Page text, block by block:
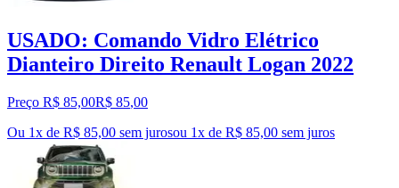
USADO: Comando Vidro Elétrico
Dianteiro Direito Renault Logan 2022
Preço R$ 85,00R$ 85,00
Ou 1x de R$ 85,00 sem jurosou 1x de R$ 85,00 sem juros